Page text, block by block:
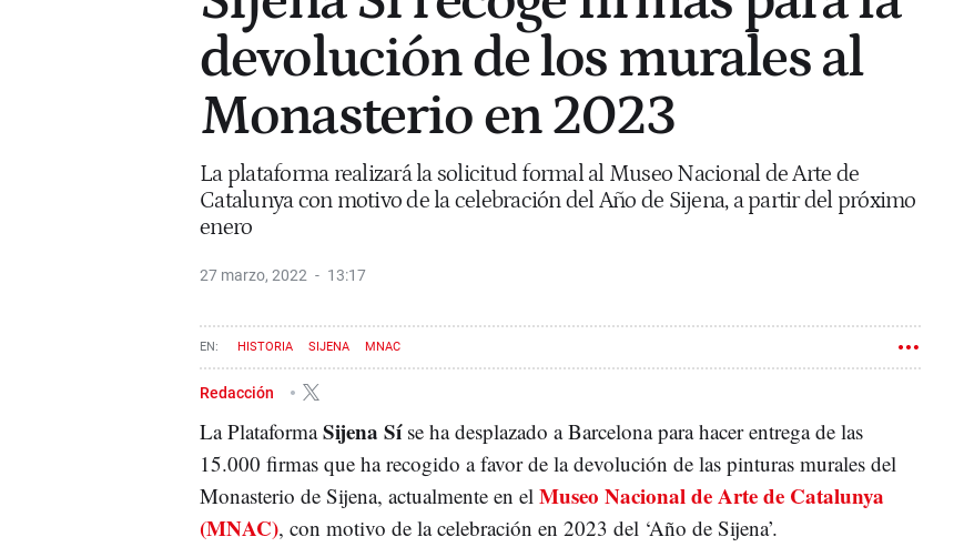
devolución de los murales al
Monasterio en 2023
La plataforma realizará la solicitud formal al Museo Nacional de Arte de
Catalunya con motivo de la celebración del Año de Sijena, a partir del próximo
enero
27 marzo, 2022 13:17
HISTORIA SIJENA MNAC
Redacción
La PlataformaSijena Síse ha desplazado a Barcelona para hacer entrega de las
15.000 firmas que ha recogido a favor de la devolución de las pinturas murales del
Monasterio de Sijena, actualmente en el Museo Nacional de Arte de Catalunya
(MNAC), con motivo de la celebración en 2023 del ‘Año de Sijena’.